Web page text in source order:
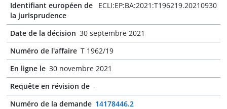
Identifiant européen de
la jurisprudence
ECLI:EP:BA:2021:T196219.20210930
Date de la décision 30 septembre 2021
Numéro de l'affaire T 1962/19
En ligne le 30 novembre 2021
Requête en révision de -
Numéro de la demande 14178446.2